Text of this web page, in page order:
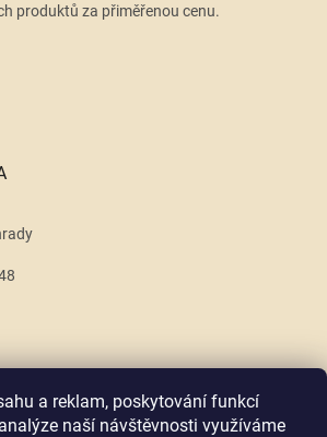
a reklam, poskytování funkcí
naší návštěvnosti využíváme
produktů za přiměřenou cenu.